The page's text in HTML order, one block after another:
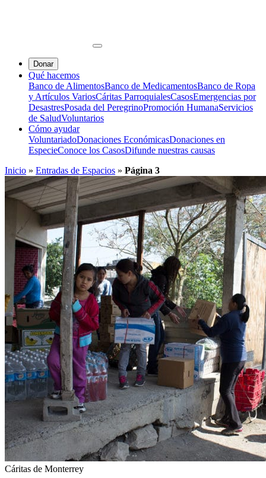
Donar
Qué hacemos
Banco de AlimentosBanco de MedicamentosBanco de Ropa
y Artículos VariosCáritas ParroquialesCasosEmergencias por
DesastresPosada del PeregrinoPromoción HumanaServicios
de SaludVoluntarios
Cómo ayudar
VoluntariadoDonaciones EconómicasDonaciones en
EspecieConoce los CasosDifunde nuestras causas
Inicio » Entradas de Espacios » Página 3
Cáritas de Monterrey